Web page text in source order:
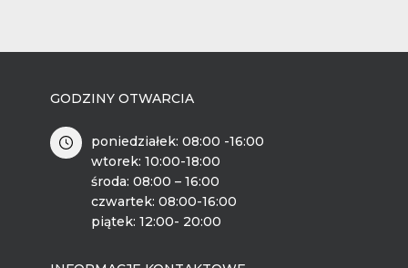
GODZINY OTWARCIA
poniedziałek: 08:00 -16:00
wtorek: 10:00-18:00
środa: 08:00 – 16:00
czwartek: 08:00-16:00
piątek: 12:00- 20:00